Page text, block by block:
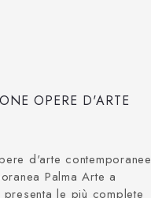
OPERE D'ARTE
d'arte contemporanee
Palma Arte a
le più complete